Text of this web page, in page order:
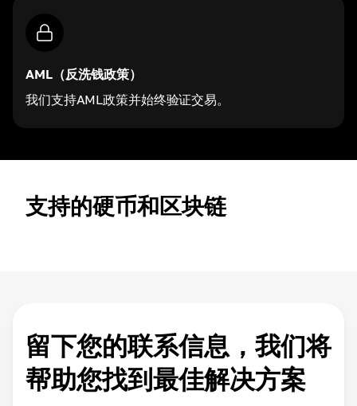
AML（反洗钱政策）
我们支持AML政策并始终验证交易。
支持的硬币和区块链
留下您的联系信息，我们将
帮助您找到最佳解决方案